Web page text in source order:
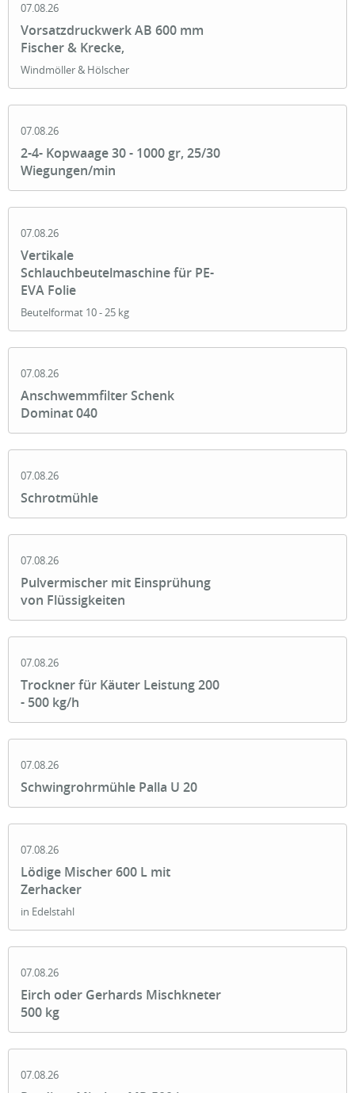
07.08.26
Vorsatzdruckwerk AB 600 mm
Fischer & Krecke,
Windmöller & Hölscher
07.08.26
2-4- Kopwaage 30 - 1000 gr, 25/30
Wiegungen/min
07.08.26
Vertikale
Schlauchbeutelmaschine für PE-
EVA Folie
Beutelformat 10 - 25 kg
07.08.26
Anschwemmfilter Schenk
Dominat 040
07.08.26
Schrotmühle
07.08.26
Pulvermischer mit Einsprühung
von Flüssigkeiten
07.08.26
Trockner für Käuter Leistung 200
- 500 kg/h
07.08.26
Schwingrohrmühle Palla U 20
07.08.26
Lödige Mischer 600 L mit
Zerhacker
in Edelstahl
07.08.26
Eirch oder Gerhards Mischkneter
500 kg
07.08.26